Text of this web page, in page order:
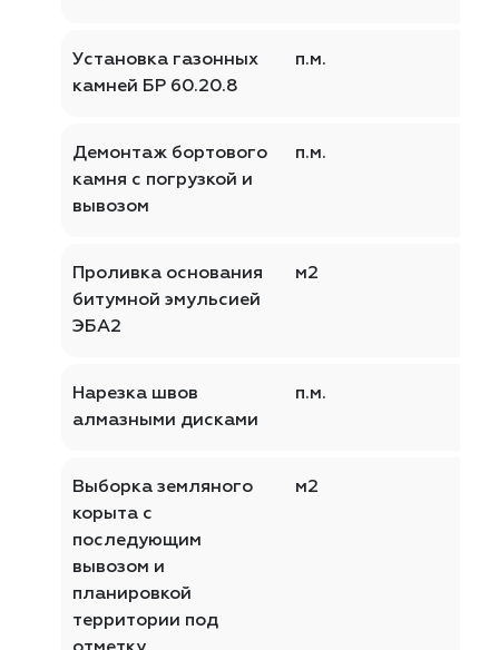
Установка газонных
камней БР 60.20.8
п.м.
Демонтаж бортового
камня с погрузкой и
вывозом
п.м.
Проливка основания
битумной эмульсией
ЭБА2
м2
Нарезка швов
алмазными дисками
п.м.
Выборка земляного
корыта с
последующим
вывозом и
планировкой
территории под
м2